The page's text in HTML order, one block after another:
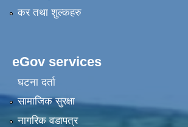
कर तथा शुल्कहरु
eGov services
घटना दर्ता
सामाजिक सुरक्षा
नागरिक वडापत्र